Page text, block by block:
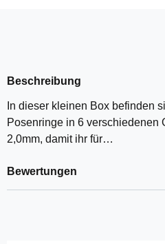
Beschreibung
In dieser kleinen Box befinden
Posenringe in 6 verschiedenen
2,0mm, damit ihr für…
Bewertungen